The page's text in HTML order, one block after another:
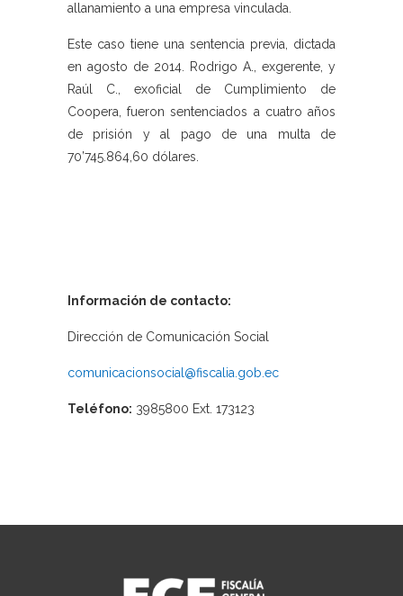
allanamiento a una empresa vinculada.
Este caso tiene una sentencia previa, dictada
en agosto de 2014. Rodrigo A., exgerente, y
Raúl C., exoficial de Cumplimiento de
Coopera, fueron sentenciados a cuatro años
de prisión y al pago de una multa de
70’745.864,60 dólares.
Información de contacto:
Dirección de Comunicación Social
comunicacionsocial@fiscalia.gob.ec
Teléfono: 3985800 Ext. 173123